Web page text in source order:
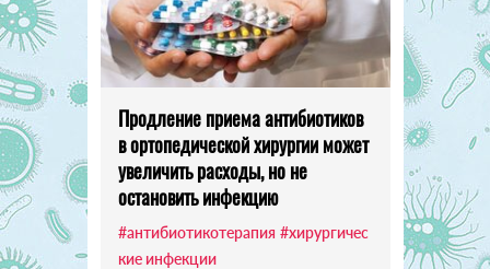
Продление приема антибиотиков
в ортопедической хирургии может
увеличить расходы, но не
остановить инфекцию
#антибиотикотерапия #хирургичес
кие инфекции